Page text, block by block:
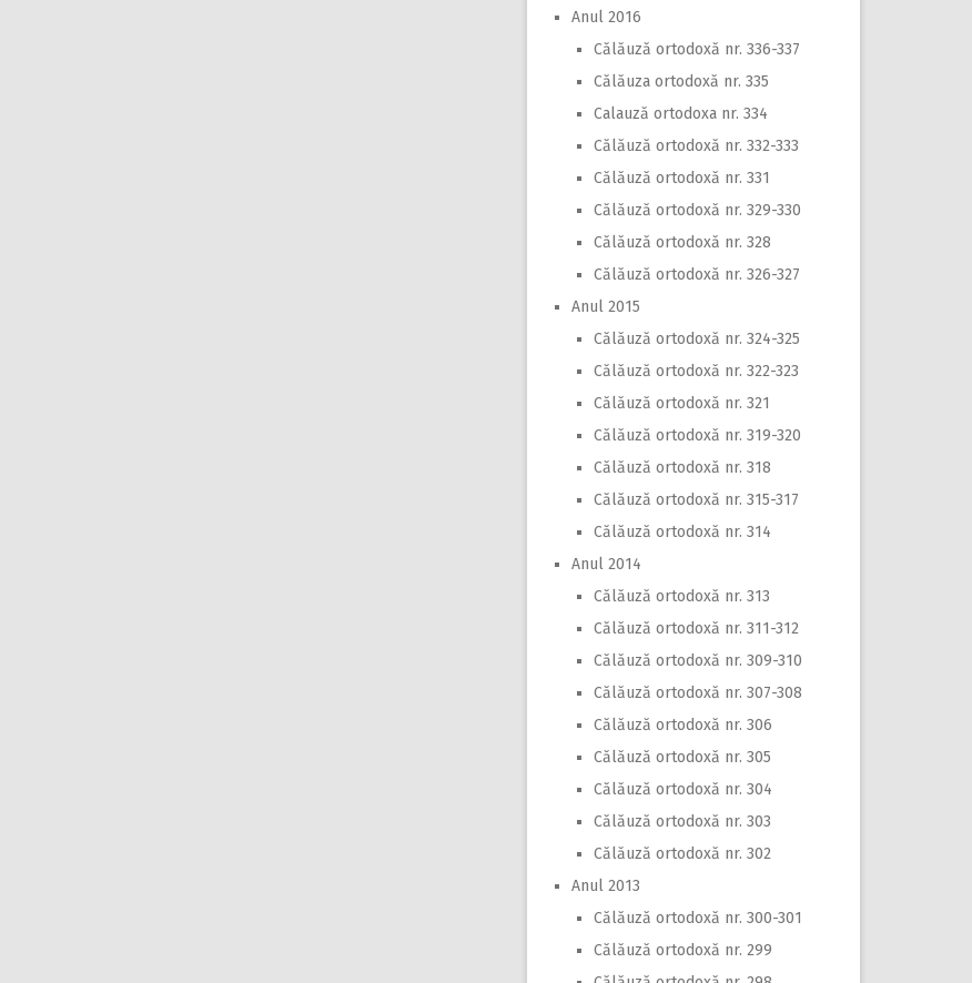
Anul 2016
Călăuză ortodoxă nr. 336-337
Călăuza ortodoxă nr. 335
Calauză ortodoxa nr. 334
Călăuză ortodoxă nr. 332-333
Călăuză ortodoxă nr. 331
Călăuză ortodoxă nr. 329-330
Călăuză ortodoxă nr. 328
Călăuză ortodoxă nr. 326-327
Anul 2015
Călăuză ortodoxă nr. 324-325
Călăuză ortodoxă nr. 322-323
Călăuză ortodoxă nr. 321
Călăuză ortodoxă nr. 319-320
Călăuză ortodoxă nr. 318
Călăuză ortodoxă nr. 315-317
Călăuză ortodoxă nr. 314
Anul 2014
Călăuză ortodoxă nr. 313
Călăuză ortodoxă nr. 311-312
Călăuză ortodoxă nr. 309-310
Călăuză ortodoxă nr. 307-308
Călăuză ortodoxă nr. 306
Călăuză ortodoxă nr. 305
Călăuză ortodoxă nr. 304
Călăuză ortodoxă nr. 303
Călăuză ortodoxă nr. 302
Anul 2013
Călăuză ortodoxă nr. 300-301
Călăuză ortodoxă nr. 299